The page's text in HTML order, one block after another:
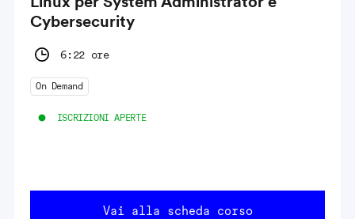
Cybersecurity
6:22 ore
On Demand
ISCRIZIONI APERTE
Vai alla scheda corso